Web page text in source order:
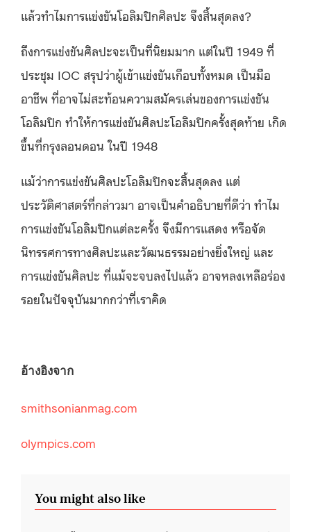
แล้วทำไมการแข่งขันโอลิมปิกศิลปะ จึงสิ้นสุดลง?
ถึงการแข่งขันศิลปะจะเป็นที่นิยมมาก แต่ในปี 1949 ที่
ประชุม IOC สรุปว่าผู้เข้าแข่งขันเกือบทั้งหมด เป็นมือ
อาชีพ ที่อาจไม่สะท้อนความสมัครเล่นของการแข่งขัน
โอลิมปิก ทำให้การแข่งขันศิลปะโอลิมปิกครั้งสุดท้าย เกิด
ขึ้นที่กรุงลอนดอน ในปี 1948
แม้ว่าการแข่งขันศิลปะโอลิมปิกจะสิ้นสุดลง แต่
ประวัติศาสตร์ที่กล่าวมา อาจเป็นคำอธิบายที่ดีว่า ทำไม
การแข่งขันโอลิมปิกแต่ละครั้ง จึงมีการแสดง หรือจัด
นิทรรศการทางศิลปะและวัฒนธรรมอย่างยิ่งใหญ่ และ
การแข่งขันศิลปะ ที่แม้จะจบลงไปแล้ว อาจหลงเหลือร่อง
รอยในปัจจุบันมากกว่าที่เราคิด
อ้างอิงจาก
smithsonianmag.com
olympics.com
You might also like